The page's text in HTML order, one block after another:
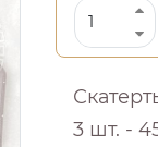
3 шт. -